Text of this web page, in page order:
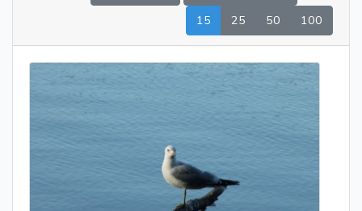
15
25 50 100